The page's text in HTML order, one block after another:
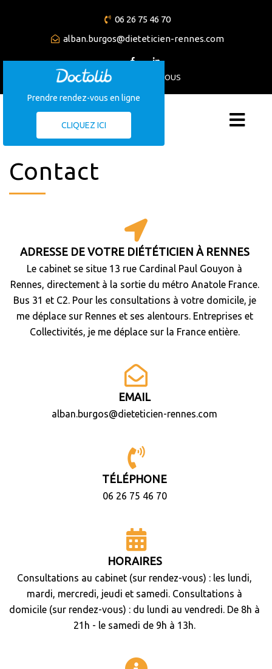
06 26 75 46 70
alban.burgos@dieteticien-rennes.com
PRENDRE RENDEZ-VOUS
Contact
ADRESSE DE VOTRE DIÉTÉTICIEN À RENNES
Le cabinet se situe 13 rue Cardinal Paul Gouyon à
Rennes, directement à la sortie du métro Anatole France.
Bus 31 et C2. Pour les consultations à votre domicile, je
me déplace sur Rennes et ses alentours. Entreprises et
Collectivités, je me déplace sur la France entière.
EMAIL
alban.burgos@dieteticien-rennes.com
TÉLÉPHONE
06 26 75 46 70
HORAIRES
Consultations au cabinet (sur rendez-vous) : les lundi,
mardi, mercredi, jeudi et samedi. Consultations à
domicile (sur rendez-vous) : du lundi au vendredi. De 8h à
21h - le samedi de 9h à 13h.
Prendre rendez-vous en ligne
CLIQUEZ ICI